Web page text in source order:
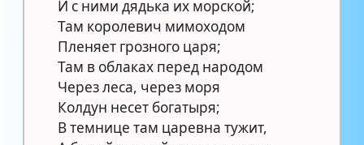
И с ними дядька их морской;
Там королевич мимоходом
Пленяет грозного царя;
Там в облаках перед народом
Через леса, через моря
Колдун несет богатыря;
В темнице там царевна тужит,